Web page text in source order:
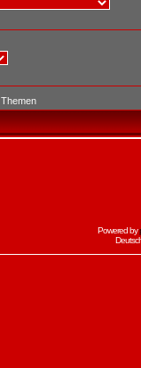
Themen
Powered by